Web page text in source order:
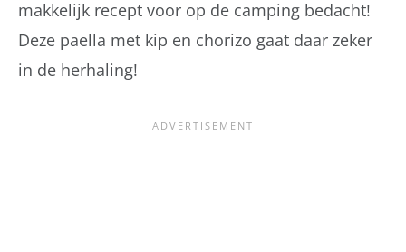
makkelijk recept voor op de camping bedacht!
Deze paella met kip en chorizo gaat daar zeker
in de herhaling!